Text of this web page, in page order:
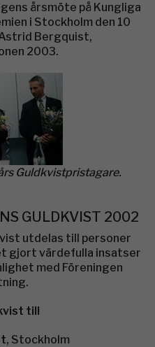
årsmöte på Kungliga
i Stockholm den 10
Bergquist,
2003.
Guldkvistpristagare.
GULDKVIST 2002
utdelas till personer
gjort värdefulla insatser
med Föreningen
till
, Stockholm